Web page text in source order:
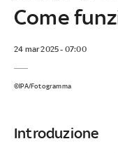
Come
24 mar 2025 - 07:00
©IPA/Fotogramma
Introduzione